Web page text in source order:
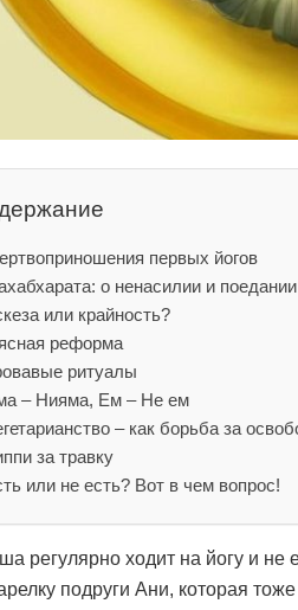
первых йогов
о ненасилии и
или крайность?
реформа
ритуалы
– Нияма, Ем – Не ем
– как борьба за
за травку
или не есть? Вот в чем вопрос!
регулярно ходит на йогу и не
подруги Ани, которая